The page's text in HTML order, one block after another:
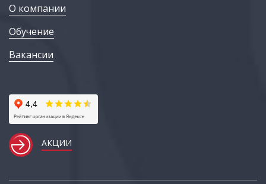
О компании
Обучение
Вакансии
АКЦИИ